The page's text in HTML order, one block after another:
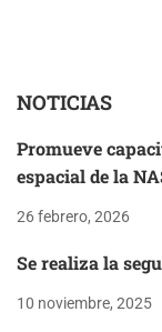
NOTICIAS
Promueve
espacial de la
26 febrero, 2026
Se realiza la
10 noviembre, 2025